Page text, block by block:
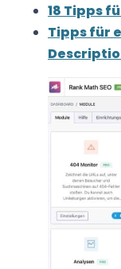
18 Tipps
Tipps für